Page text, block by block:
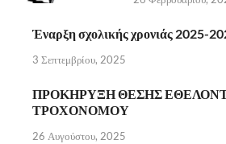
Έναρξη σχολικής χρονιάς 2025-
3 Σεπτεμβρίου, 2025
ΠΡΟΚΗΡΥΞΗ ΘΕΣΗΣ
ΤΡΟΧΟΝΟΜΟΥ
26 Αυγούστου, 2025